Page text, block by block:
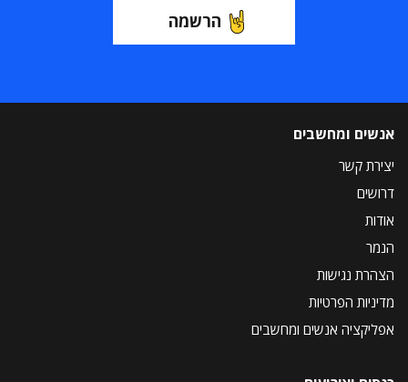
הרשמה
אנשים ומחשבים
יצירת קשר
דרושים
אודות
הנמר
הצהרת נגישות
מדיניות הפרטיות
אפליקציה אנשים ומחשבים